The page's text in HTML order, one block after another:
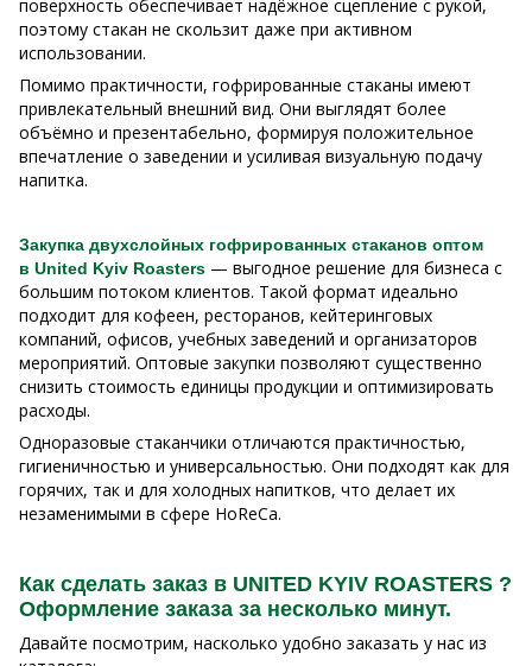
поверхность обеспечивает надёжное сцепление с рукой,
поэтому стакан не скользит даже при активном
использовании.
Помимо практичности, гофрированные стаканы имеют
привлекательный внешний вид. Они выглядят более
объёмно и презентабельно, формируя положительное
впечатление о заведении и усиливая визуальную подачу
напитка.
Закупка двухслойных гофрированных стаканов оптом
в United Kyiv Roasters — выгодное решение для бизнеса с
большим потоком клиентов. Такой формат идеально
подходит для кофеен, ресторанов, кейтеринговых
компаний, офисов, учебных заведений и организаторов
мероприятий. Оптовые закупки позволяют существенно
снизить стоимость единицы продукции и оптимизировать
расходы.
Одноразовые стаканчики отличаются практичностью,
гигиеничностью и универсальностью. Они подходят как для
горячих, так и для холодных напитков, что делает их
незаменимыми в сфере HoReCa.
Как сделать заказ в UNITED KYIV ROASTERS ?
Оформление заказа за несколько минут.
Давайте посмотрим, насколько удобно заказать у нас из